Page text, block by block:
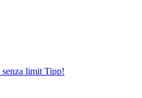
limit Tipp!